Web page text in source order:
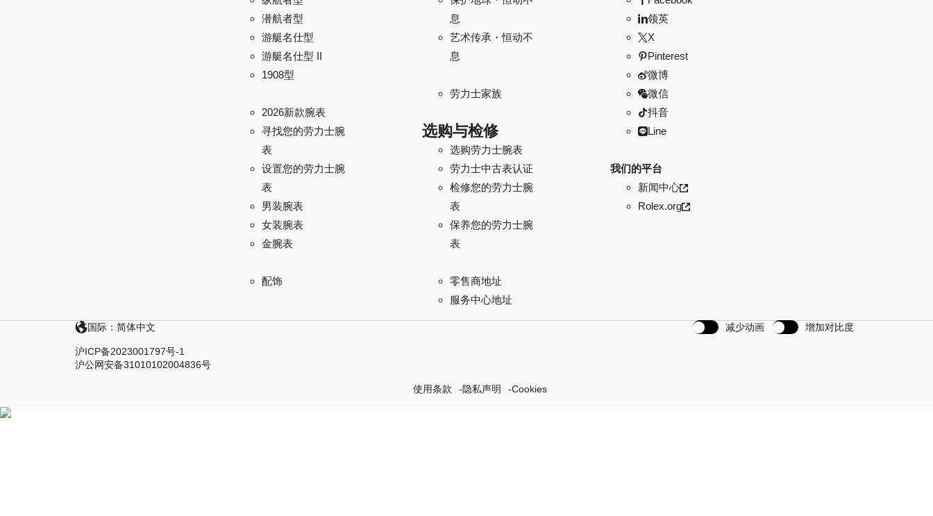
潜航者型
游艇名仕型
游艇名仕型 II
1908型
2026新款腕表
寻找您的劳力士腕
表
设置您的劳力士腕
表
男装腕表
女装腕表
金腕表
配饰
息
艺术传承・恒动不
息
劳力士家族
选购与检修
选购劳力士腕表
劳力士中古表认证
检修您的劳力士腕
表
保养您的劳力士腕
表
零售商地址
服务中心地址
领英
X
Pinterest
微博
微信
抖音
Line
我们的平台
新闻中心
Rolex.org
国际：简体中文 减少动画 增加对比度
沪ICP备2023001797号-1
沪公网安备31010102004836号
使用条款 隐私声明 Cookies